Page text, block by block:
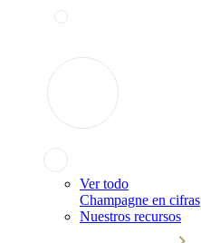
Ver todo
Champagne en cifras
Nuestros recursos